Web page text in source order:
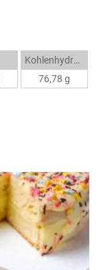
Kohlenhydrate
76,78 g